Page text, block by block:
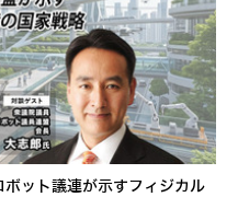
ボット議連が示すフィジカル